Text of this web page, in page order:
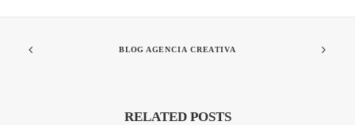
BLOG AGENCIA CREATIVA
RELATED POSTS